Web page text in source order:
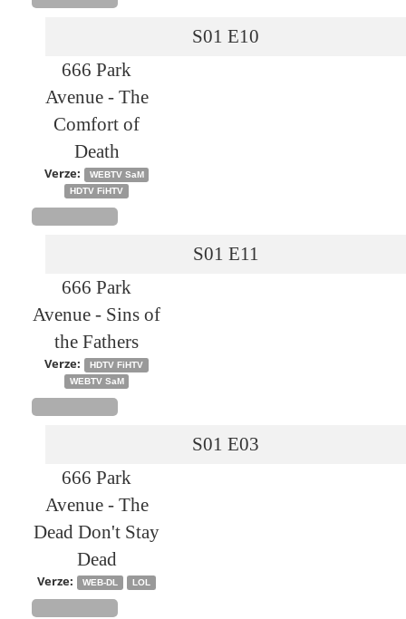
S01 E10
666 Park
Avenue - The
Comfort of
Death
Verze:
WEBTV SaM
HDTV FiHTV
S01 E11
666 Park
Avenue - Sins of
the Fathers
Verze:
HDTV FiHTV
WEBTV SaM
S01 E03
666 Park
Avenue - The
Dead Don't Stay
Dead
Verze: WEB-DL LOL